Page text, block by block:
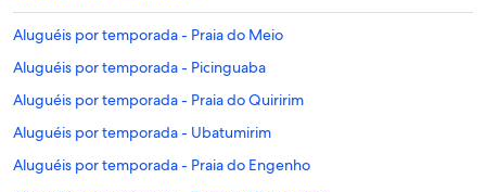
Aluguéis por temporada - Praia do Meio
Aluguéis por temporada - Picinguaba
Aluguéis por temporada - Praia do Quiririm
Aluguéis por temporada - Ubatumirim
Aluguéis por temporada - Praia do Engenho